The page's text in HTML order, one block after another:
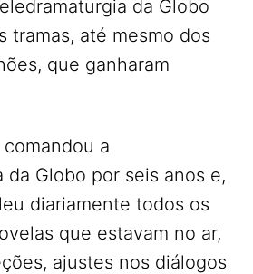
da Globo
tramas, até mesmo dos
que ganharam
a
da Globo por seis anos e,
diariamente todos os
que estavam no ar,
ajustes nos diálogos